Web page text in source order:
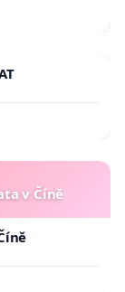
v Číně